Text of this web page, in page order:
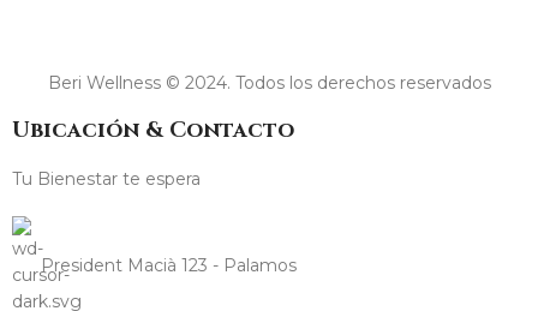
Beri Wellness © 2024. Todos los derechos reservados
Ubicación & Contacto
Tu Bienestar te espera
President Macià 123 - Palamos